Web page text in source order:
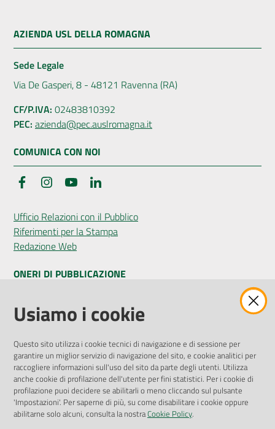
AZIENDA USL DELLA ROMAGNA
Sede Legale
Via De Gasperi, 8 - 48121 Ravenna (RA)
CF/P.IVA: 02483810392
PEC: azienda@pec.auslromagna.it
COMUNICA CON NOI
FacebookInstagramYouTube
Ufficio Relazioni con il Pubblico
Riferimenti per la Stampa
Redazione Web
ONERI DI PUBBLICAZIONE
Amministrazione Trasparente
Pubblicità legale
Privacy Policy
Attuazione Misure PNRR
Liste di Attesa
ENTI, IMPRESE E PARTNER
Usiamo i cookie
Questo sito utilizza i cookie tecnici di navigazione e di sessione per
garantire un miglior servizio di navigazione del sito, e cookie analitici per
raccogliere informazioni sull'uso del sito da parte degli utenti. Utilizza
anche cookie di profilazione dell'utente per fini statistici. Per i cookie di
profilazione puoi decidere se abilitarli o meno cliccando sul pulsante
'Impostazioni'. Per saperne di più, su come disabilitare i cookie oppure
abilitarne solo alcuni, consulta la nostraCookie Policy.